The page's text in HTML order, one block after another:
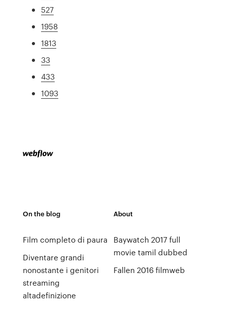
527
1958
1813
33
433
1093
On the blog
Film completo di paura
Diventare grandi
nonostante i genitori
streaming
altadefinizione
About
Baywatch 2017 full
movie tamil dubbed
Fallen 2016 filmweb